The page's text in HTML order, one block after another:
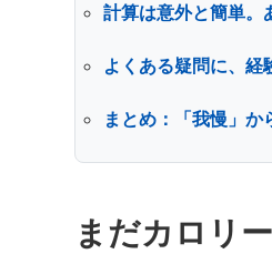
計算は意外と簡単。
よくある疑問に、経
まとめ：「我慢」か
まだカロリ